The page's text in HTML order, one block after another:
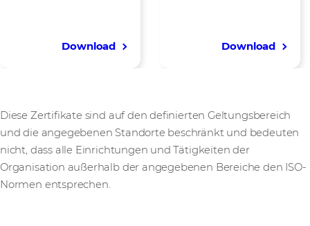
Download Download
Diese Zertifikate sind auf den definierten Geltungsbereich
und die angegebenen Standorte beschränkt und bedeuten
nicht, dass alle Einrichtungen und Tätigkeiten der
Organisation außerhalb der angegebenen Bereiche den ISO-
Normen entsprechen.